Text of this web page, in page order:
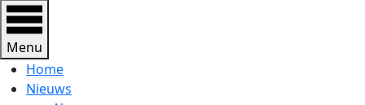
Menu
Home
Nieuws